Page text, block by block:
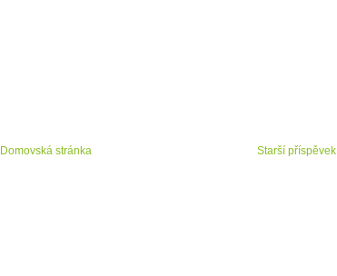
Starší příspěvek
Domovská stránka